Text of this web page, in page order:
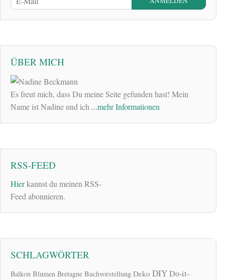
ÜBER MICH
Es freut mich, dass Du meine Seite gefunden hast! Mein
Name ist Nadine und ich ...mehr Informationen
RSS-FEED
Hierkannst du meinen RSS-
Feed abonnieren.
SCHLAGWÖRTER
Balkon Blumen Bretagne Buchvorstellung Deko DIYDo-it-